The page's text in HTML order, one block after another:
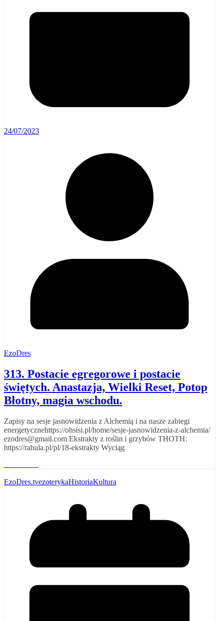
24/07/2023
EzoDres
313. Postacie egregorowe i postacie
świętych. Anastazja, Wielki Reset, Potop
Błotny, magia wschodu.
Zapisy na sesje jasnowidzenia z Alchemią i na nasze zabiegi
energetycznehttps://ohsisi.pl/home/sesje-jasnowidzenia-z-alchemia/
ezodres@gmail.com Ekstrakty z roślin i grzybów THOTH:
https://rahula.pl/pl/18-ekstrakty Wyciąg
EzoDres.tvezoterykaHistoriaKultura